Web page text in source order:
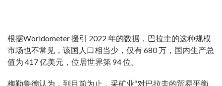
根据Worldometer 援引 2022 年的数据，巴拉圭的这种规模
市场也不常见，该国人口相当少，仅有 680 万，国内生产总
值为 417 亿美元，位居世界第 94 位。
梅勒鲁德认为，到目前为止，采矿业“对巴拉圭的贸易平衡